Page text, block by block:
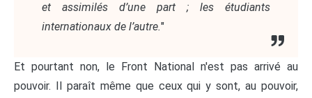
et assimilés d’une part ; les étudiants
internationaux de l’autre."
Et pourtant non, le Front National n'est pas arrivé au
pouvoir. Il paraît même que ceux qui y sont, au pouvoir,